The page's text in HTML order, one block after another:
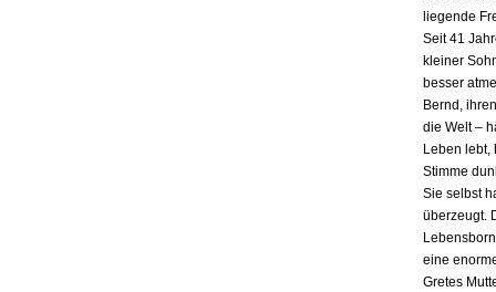
liegende
Seit 41
kleiner
besser
Bernd,
die Welt –
Leben lebt,
Stimme
Sie selbst
überzeugt.
eine
Gretes